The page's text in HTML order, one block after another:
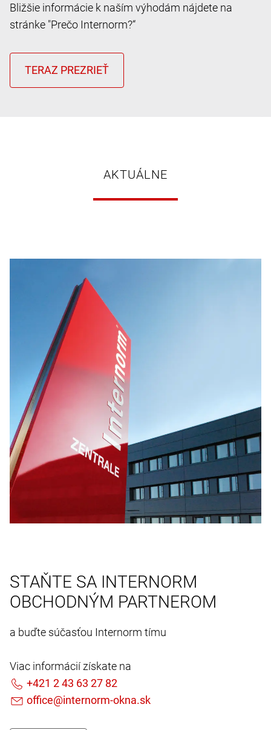
Bližšie informácie k naším výhodám nájdete na
stránke "Prečo Internorm?“
AKTUÁLNE
STAŇTE SA INTERNORM
OBCHODNÝM PARTNEROM
a buďte súčasťou Internorm tímu
Viac informácií získate na